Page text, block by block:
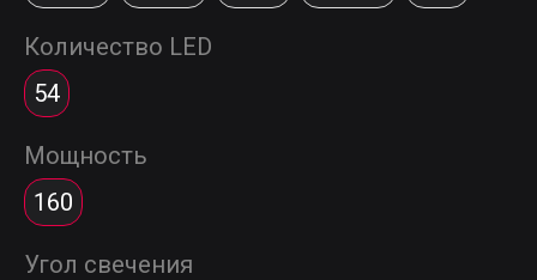
Количество LED
54
Мощность
160
Угол свечения